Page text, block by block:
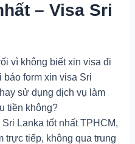
– Visa Sri
vì không biết xin visa đi
form xin visa Sri
sử dụng dịch vụ làm
tiền không?
Lanka tốt nhất TPHCM,
trực tiếp, không qua trung